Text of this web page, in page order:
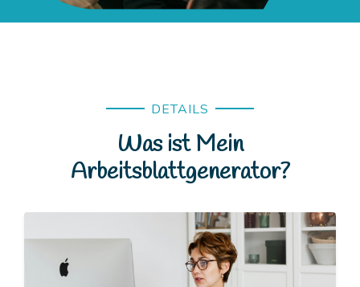
DETAILS
Was ist Mein
Arbeitsblattgenerator?